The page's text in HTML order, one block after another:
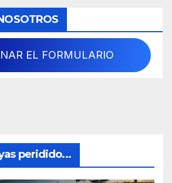
EL FORMULARIO
peridido...